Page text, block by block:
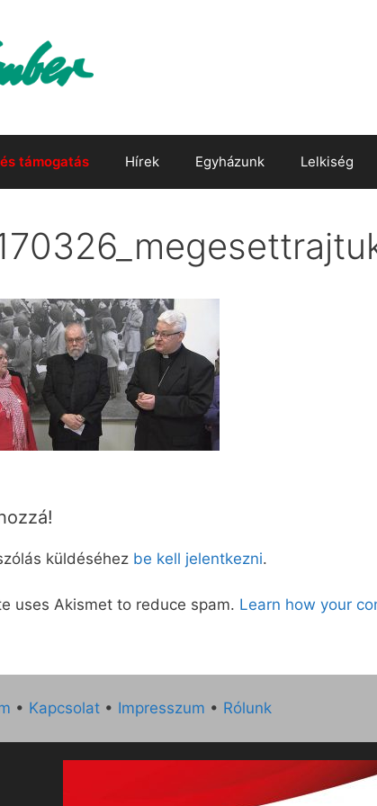
támogatás Hírek Egyházunk Lelkiség
küldéséhez be kell jelentkezni.
uses Akismet to reduce spam. Learn how your
• Kapcsolat • Impresszum • Rólunk